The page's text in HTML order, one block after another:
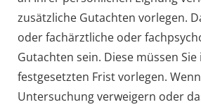
zusätzliche Gutachten vorlegen.
oder fachärztliche oder
Gutachten sein. Diese müssen
festgesetzten Frist vorlegen. Wenn
Untersuchung verweigern oder